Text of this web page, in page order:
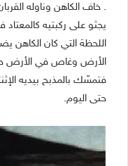
. خاف الكاهن وناوله
يجثو على ركبتيه
اللحظة التي كان الكاهن
الأرض وغاص في الأرض
فتمسّك بالمذبح بيديه
حتى اليوم.